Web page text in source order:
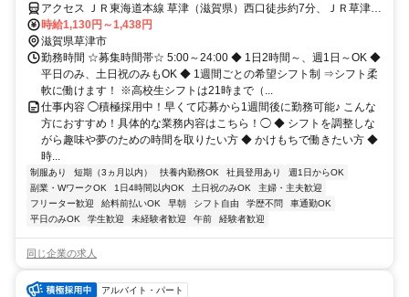
アクセス ＪＲ東海道本線 草津（滋賀県）西口徒歩約7分、ＪＲ草津線
草津（滋賀県）西口徒歩約7分、ＪＲ東海道本線 栗東西口徒歩約38分
時給1,130円～1,438円
滋賀県草津市
勤務時間 ☆募集時間帯☆ 5:00～24:00 ◆ 1日2時間～、週1日～OK ◆
平日のみ、土日祝のみもOK ◆ 1週間ごとの希望シフト制 ⇒シフト柔
軟に働けます！ ※高校生シフトは21時まで（...
仕事内容 ◯積極採用中！早くて応募から1週間後に勤務可能♪ こんな
方におすすめ！具体的な業務内容はこちら！◯ ◆ シフトを調整しな
がら趣味や夢のための時間を取りたい方 ◆ かけもちで働きたい方 ◆
時...
制服あり 短期（3ヵ月以内） 扶養内勤務OK 社員登用あり
週1日からOK
副業・WワークOK
1日4時間以内OK 土日祝のみOK
主婦・主夫歓迎
フリーター歓迎
給料前払いOK 早朝 シフト自由 学歴不問
車通勤OK
平日のみOK
学生歓迎 未経験者歓迎 午前 経験者歓迎
同じ企業の求人
アルバイト・パート